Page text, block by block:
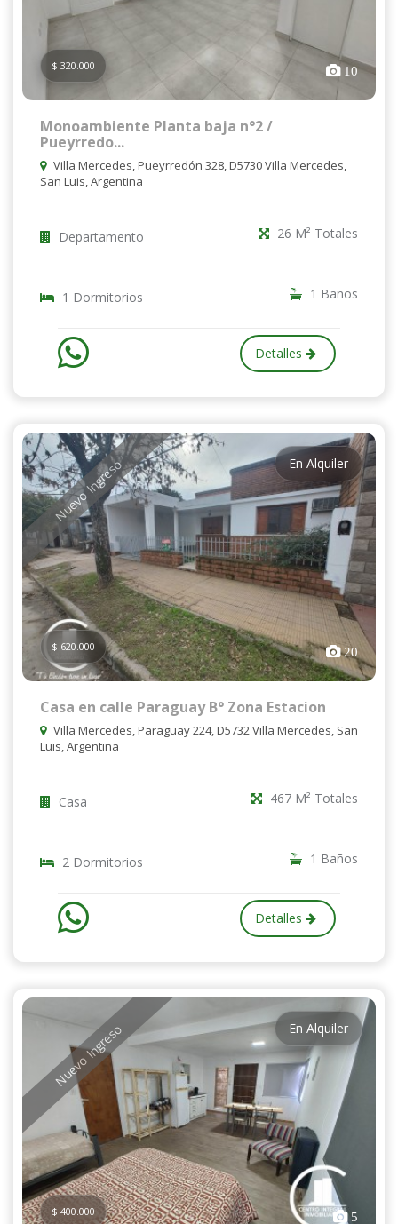
$ 320.000 10
Monoambiente Planta baja n°2 /
Pueyrredo...
Villa Mercedes, Pueyrredón 328, D5730 Villa Mercedes,
San Luis, Argentina
Departamento 26 M² Totales
1 Dormitorios 1 Baños
Detalles
Nuevo Ingreso En Alquiler
$ 620.000 20
Casa en calle Paraguay B° Zona Estacion
Villa Mercedes, Paraguay 224, D5732 Villa Mercedes, San
Luis, Argentina
Casa 467 M² Totales
2 Dormitorios 1 Baños
Detalles
Nuevo Ingreso En Alquiler
$ 400.000 5